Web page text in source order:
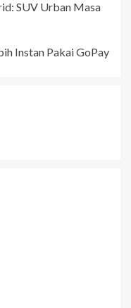
SUV Urban Masa
Instan Pakai GoPay